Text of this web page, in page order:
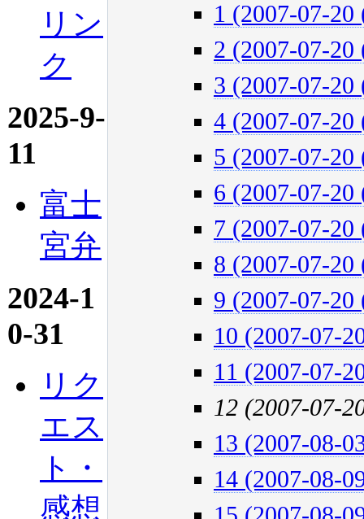
リン
ク
2025-9-
11
富士
宮弁
2024-1
0-31
リク
エス
ト・
感想
1 (2007-07-
2 (2007-07-
3 (2007-07-
4 (2007-07-20
5 (2007-07-
6 (2007-07-
7 (2007-07-
8 (2007-07-
9 (2007-07-
10 (2007-07-
11 (2007-07-
12 (2007-07-
13 (2007-08-
14 (2007-08-